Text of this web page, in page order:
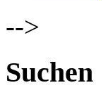
-->
Suchen